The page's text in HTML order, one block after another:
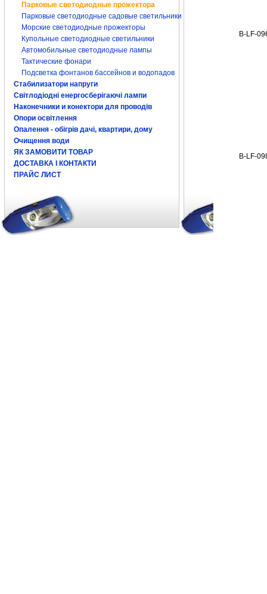
Парковые светодиодные прожектора
Парковые светодиодные садовые светильники
Морские светодиодные прожекторы
Купольные светодиодные светильники
Автомобильные светодиодные лампы
Тактические фонари
Подсветка фонтанов бассейнов и водопадов
Стабилизатори напруги
Світлодіодні енергосберігаючі лампи
Наконечники и конектори для проводів
Опори освітлення
Опалення - обігрів дачі, квартири, дому
Очищення води
ЯК ЗАМОВИТИ ТОВАР
ДОСТАВКА І КОНТАКТИ
ПРАЙС ЛИСТ
B-LF-
В-LF-